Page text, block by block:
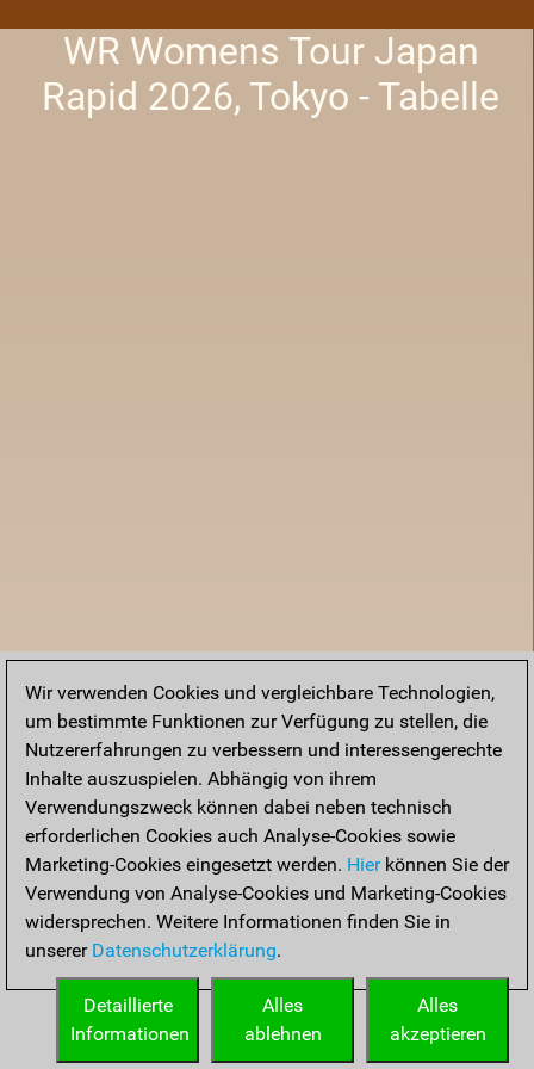
WR Womens Tour Japan
Rapid 2026, Tokyo - Tabelle
Startseite
Wir verwenden Cookies und vergleichbare Technologien,
um bestimmte Funktionen zur Verfügung zu stellen, die
Nutzererfahrungen zu verbessern und interessengerechte
Inhalte auszuspielen. Abhängig von ihrem
Verwendungszweck können dabei neben technisch
erforderlichen Cookies auch Analyse-Cookies sowie
Marketing-Cookies eingesetzt werden. Hierkönnen Sie der
Verwendung von Analyse-Cookies und Marketing-Cookies
widersprechen. Weitere Informationen finden Sie in
unserer Datenschutzerklärung.
Alles
akzeptieren
Alles
ablehnen
Detaillierte
Informationen